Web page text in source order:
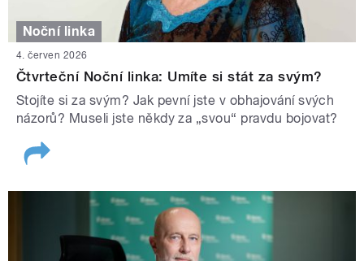
Noční linka
4. červen 2026
Čtvrteční Noční linka: Umíte si stát za svým?
Stojíte si za svým? Jak pevní jste v obhajování svých
názorů? Museli jste někdy za „svou“ pravdu bojovat?